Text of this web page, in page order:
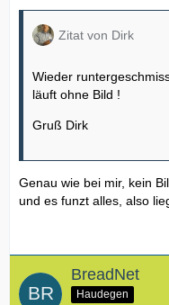
Zitat von Dirk
Wieder
läuft ohne Bild !
Gruß Dirk
Genau wie bei mir, kein
und es funzt alles, also
BreadNet
Haudegen